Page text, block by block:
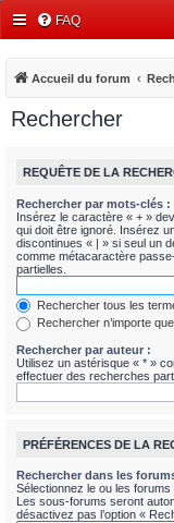
FAQ
Accueil du forum
Rechercher
REQUÊTE DE LA
Rechercher par mots-clés :
Insérez le caractère « + »
qui doit être ignoré. Insérez
discontinues « | » si seul un
comme métacaractère
partielles.
Rechercher tous les
Rechercher n’importe
Rechercher par auteur :
Utilisez un astérisque « * »
effectuer des recherches
PRÉFÉRENCES DE LA
Rechercher dans les
Sélectionnez le ou les
Les sous-forums seront
désactivez pas l’option «